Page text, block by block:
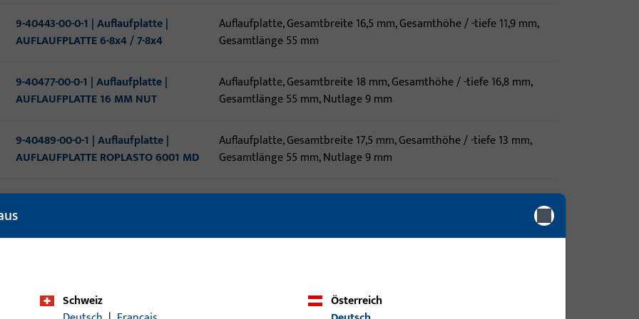
9-40443-00-0-1 | Auflaufplatte |
AUFLAUFPLATTE 6-8x4 / 7-8x4
Auflaufplatte, Gesamtbreite 16,5 mm, Gesamthöhe / -tiefe 11,9 mm,
Gesamtlänge 55 mm
9-40477-00-0-1 | Auflaufplatte |
AUFLAUFPLATTE 16 MM NUT
Auflaufplatte, Gesamtbreite 18 mm, Gesamthöhe / -tiefe 16,8 mm,
Gesamtlänge 55 mm, Nutlage 9 mm
9-40489-00-0-1 | Auflaufplatte |
AUFLAUFPLATTE ROPLASTO 6001 MD
Auflaufplatte, Gesamtbreite 17,5 mm, Gesamthöhe / -tiefe 13 mm,
Gesamtlänge 55 mm, Nutlage 9 mm
9-42684-38-0-1 | Auflaufplatte |
Auflaufplatte Eurofalz 30x8
m.Zentrierz.
Auflaufplatte, Gesamtbreite 29,5 mm, Gesamthöhe / -tiefe 14 mm,
Auflaufbock
Gesamtlänge 46 mm
Schweiz
Österreich